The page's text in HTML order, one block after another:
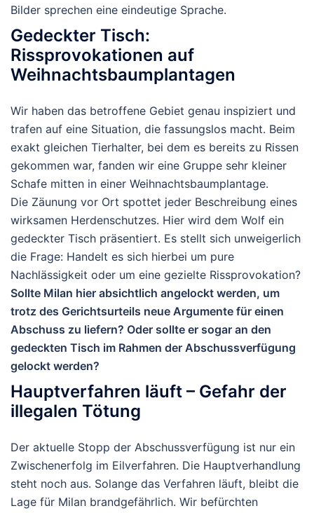
Bilder sprechen eine eindeutige Sprache.
Gedeckter Tisch:
Rissprovokationen auf
Weihnachtsbaumplantagen
Wir haben das betroffene Gebiet genau inspiziert und
trafen auf eine Situation, die fassungslos macht. Beim
exakt gleichen Tierhalter, bei dem es bereits zu Rissen
gekommen war, fanden wir eine Gruppe sehr kleiner
Schafe mitten in einer Weihnachtsbaumplantage.
Die Zäunung vor Ort spottet jeder Beschreibung eines
wirksamen Herdenschutzes. Hier wird dem Wolf ein
gedeckter Tisch präsentiert. Es stellt sich unweigerlich
die Frage: Handelt es sich hierbei um pure
Nachlässigkeit oder um eine gezielte Rissprovokation?
Sollte Milan hier absichtlich angelockt werden, um
trotz des Gerichtsurteils neue Argumente für einen
Abschuss zu liefern? Oder sollte er sogar an den
gedeckten Tisch im Rahmen der Abschussverfügung
gelockt werden?
Hauptverfahren läuft – Gefahr der
illegalen Tötung
Der aktuelle Stopp der Abschussverfügung ist nur ein
Zwischenerfolg im Eilverfahren. Die Hauptverhandlung
steht noch aus. Solange das Verfahren läuft, bleibt die
Lage für Milan brandgefährlich. Wir befürchten